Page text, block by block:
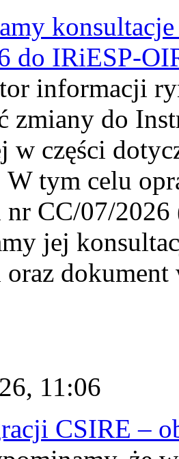
do IRiESP-
informacji
zmiany do
w części
W tym celu
nr CC/07/
jej
11:06
CSIRE –